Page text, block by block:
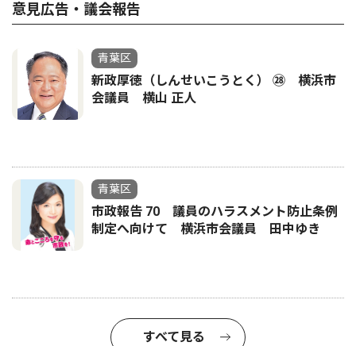
意見広告・議会報告
青葉区
新政厚徳（しんせいこうとく） ㉘ 横浜市
会議員 横山 正人
青葉区
市政報告 70 議員のハラスメント防止条例
制定へ向けて 横浜市会議員 田中ゆき
すべて見る